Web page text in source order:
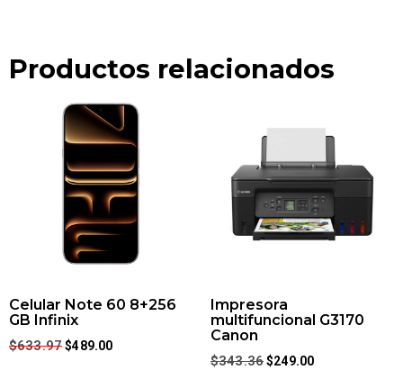
Productos relacionados
Celular Note 60 8+256
GB Infinix
$633.97 $489.00
Impresora
multifuncional G3170
Canon
$343.36 $249.00